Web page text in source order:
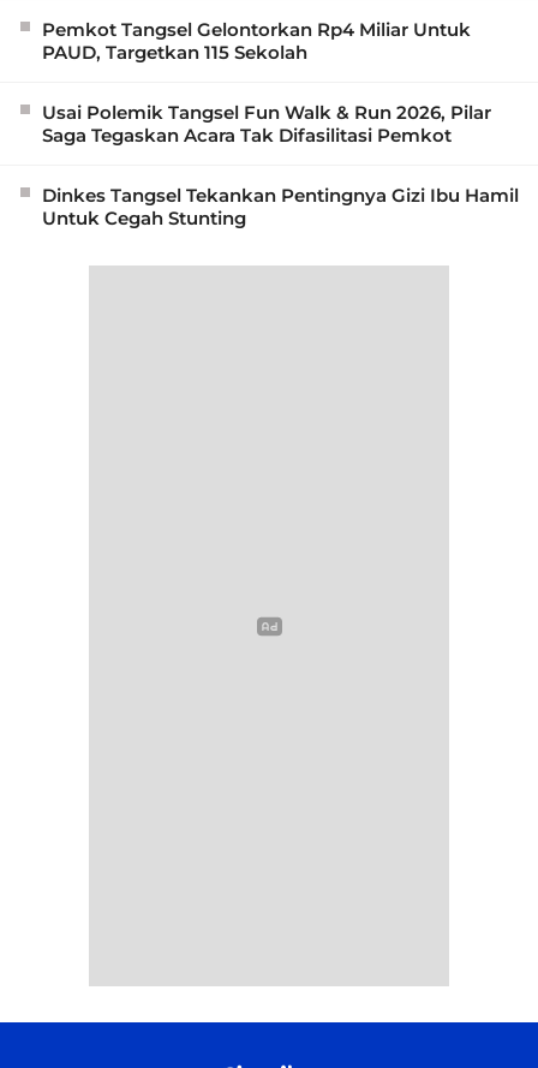
Pemkot Tangsel Gelontorkan Rp4 Miliar Untuk
PAUD, Targetkan 115 Sekolah
Usai Polemik Tangsel Fun Walk & Run 2026, Pilar
Saga Tegaskan Acara Tak Difasilitasi Pemkot
Dinkes Tangsel Tekankan Pentingnya Gizi Ibu Hamil
Untuk Cegah Stunting